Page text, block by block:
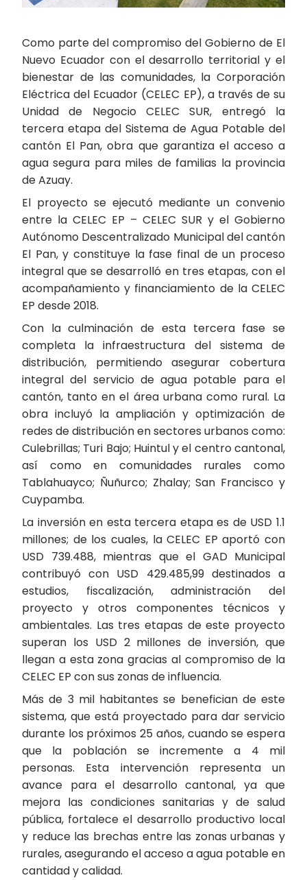
Como parte del compromiso del Gobierno de El
Nuevo Ecuador con el desarrollo territorial y el
bienestar de las comunidades, la Corporación
Eléctrica del Ecuador (CELEC EP), a través de su
Unidad de Negocio CELEC SUR, entregó la
tercera etapa del Sistema de Agua Potable del
cantón El Pan, obra que garantiza el acceso a
agua segura para miles de familias la provincia
de Azuay.
El proyecto se ejecutó mediante un convenio
entre la CELEC EP – CELEC SUR y el Gobierno
Autónomo Descentralizado Municipal del cantón
El Pan, y constituye la fase final de un proceso
integral que se desarrolló en tres etapas, con el
acompañamiento y financiamiento de la CELEC
EP desde 2018.
Con la culminación de esta tercera fase se
completa la infraestructura del sistema de
distribución, permitiendo asegurar cobertura
integral del servicio de agua potable para el
cantón, tanto en el área urbana como rural. La
obra incluyó la ampliación y optimización de
redes de distribución en sectores urbanos como:
Culebrillas; Turi Bajo; Huintul y el centro cantonal,
así como en comunidades rurales como
Tablahuayco; Ñuñurco; Zhalay; San Francisco y
Cuypamba.
La inversión en esta tercera etapa es de USD 1.1
millones; de los cuales, la CELEC EP aportó con
USD 739.488, mientras que el GAD Municipal
contribuyó con USD 429.485,99 destinados a
estudios, fiscalización, administración del
proyecto y otros componentes técnicos y
ambientales. Las tres etapas de este proyecto
superan los USD 2 millones de inversión, que
llegan a esta zona gracias al compromiso de la
CELEC EP con sus zonas de influencia.
Más de 3 mil habitantes se benefician de este
sistema, que está proyectado para dar servicio
durante los próximos 25 años, cuando se espera
que la población se incremente a 4 mil
personas. Esta intervención representa un
avance para el desarrollo cantonal, ya que
mejora las condiciones sanitarias y de salud
pública, fortalece el desarrollo productivo local
y reduce las brechas entre las zonas urbanas y
rurales, asegurando el acceso a agua potable en
cantidad y calidad.